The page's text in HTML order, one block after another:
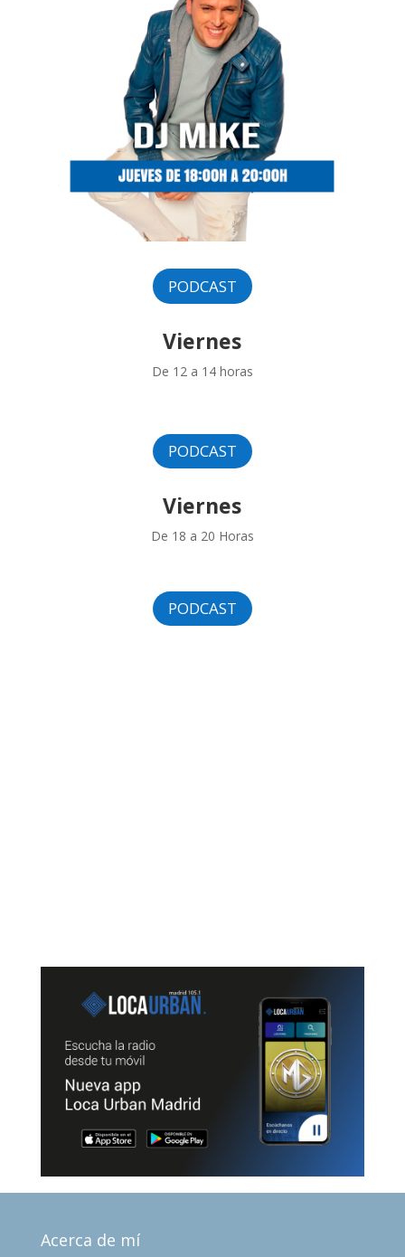
PODCAST
Viernes
De 12 a 14 horas
PODCAST
Viernes
De 18 a 20 Horas
PODCAST
Acerca de mí